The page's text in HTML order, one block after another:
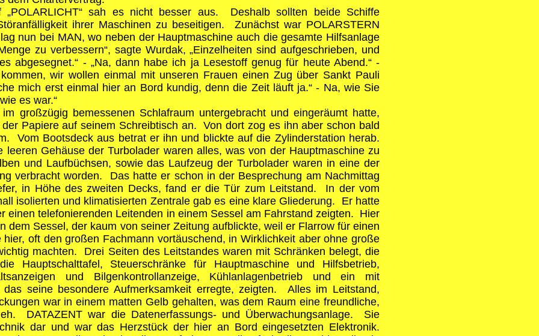
„POLARLICHT“ sah es nicht besser aus. Deshalb sollten beide Schiffe
ihrer Maschinen zu beseitigen. Zunächst war POLARSTERN
nun bei MAN, wo neben der Hauptmaschine auch die gesamte Hilfsanlage
zu verbessern“, sagte Wurdak, „Einzelheiten sind aufgeschrieben, und
abgesegnet.“ - „Na, dann habe ich ja Lesestoff genug für heute Abend.“ -
wir wollen einmal mit unseren Frauen einen Zug über Sankt Pauli
mich erst einmal hier an Bord kundig, denn die Zeit läuft ja.“ - Na, wie Sie
es war.“
großzügig bemessenen Schlafraum untergebracht und eingeräumt hatte,
Papiere auf seinem Schreibtisch an. Von dort zog es ihn aber schon bald
Vom Bootsdeck aus betrat er ihn und blickte auf die Zylinderstation herab.
Gehäuse der Turbolader waren alles, was von der Hauptmaschine zu
und Laufbüchsen, sowie das Laufzeug der Turbolader waren in eine der
verbracht worden. Das hatte er schon in der Besprechung am Nachmittag
in Höhe des zweiten Decks, fand er die Tür zum Leitstand. In der vom
isolierten und klimatisierten Zentrale gab es eine klare Gliederung. Er hatte
einen telefonierenden Leitenden in einem Sessel am Fahrstand zeigten. Hier
dem Sessel, der kaum von seiner Zeitung aufblickte, weil er Flarrow für einen
oft den großen Fachmann vortäuschend, in Wirklichkeit aber ohne große
machten. Drei Seiten des Leitstandes waren mit Schränken belegt, die
Hauptschalttafel, Steuerschränke für Hauptmaschine und Hilfsbetrieb,
und Bilgenkontrollanzeige, Kühlanlagenbetrieb und ein mit
das seine besondere Aufmerksamkeit erregte, zeigten. Alles im Leitstand,
war in einem matten Gelb gehalten, was dem Raum eine freundliche,
DATAZENT war die Datenerfassungs- und Überwachungsanlage. Sie
dar und war das Herzstück der hier an Bord eingesetzten Elektronik.